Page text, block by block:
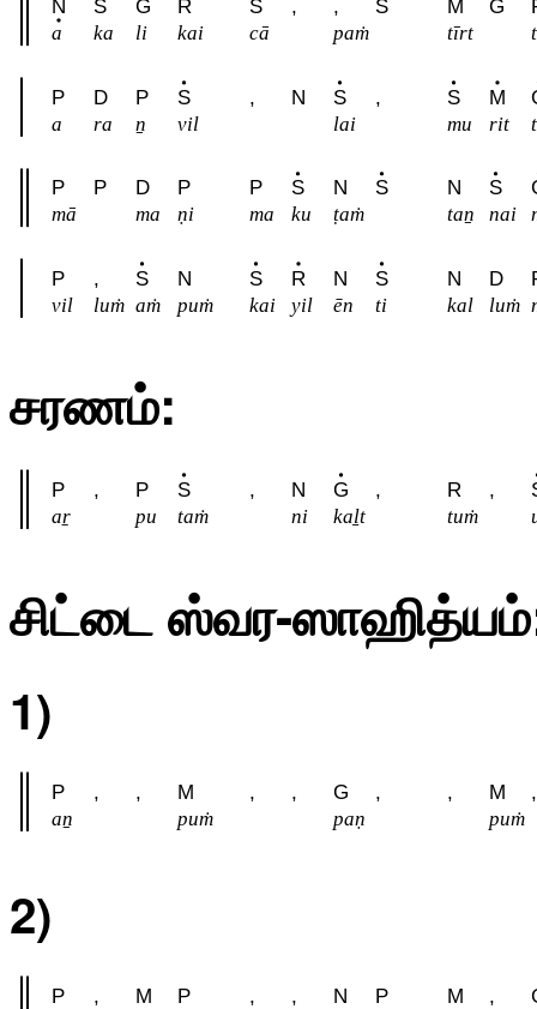
N S G R S , , S M G
a ka li kai cā paṁ tīrt
P D P S , N S , S M
a ra ṉ vil lai mu rit
P P D P P S N S N S
mā ma ṇi ma ku ṭaṁ taṉ nai
P , S N S R N S N D
vil luṁ aṁ puṁ kai yil ēn ti kal luṁ
சரணம்:
P , P S , N G , R ,
aṟ pu taṁ ni kaḻt tuṁ
சிட்டை ஸ்வர-
1)
P , , M , , G , , M ,
aṉ puṁ paṇ puṁ
2)
P , M P , , N P M ,